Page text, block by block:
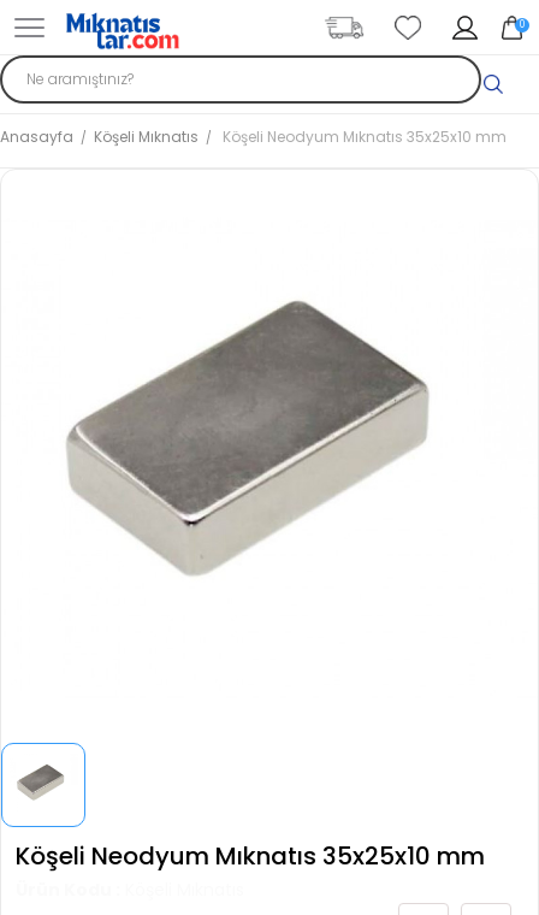
0
Anasayfa Köşeli Mıknatıs Köşeli Neodyum Mıknatıs 35x25x10 mm
Köşeli Neodyum Mıknatıs 35x25x10 mm